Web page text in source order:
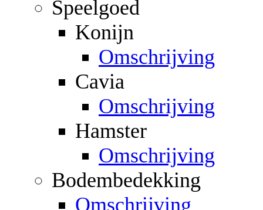
Speelgoed
Konijn
Omschrijving
Cavia
Omschrijving
Hamster
Omschrijving
Bodembedekking
Omschrijving